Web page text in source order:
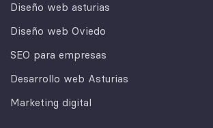
Diseño web asturias
Diseño web Oviedo
SEO para empresas
Desarrollo web Asturias
Marketing digital